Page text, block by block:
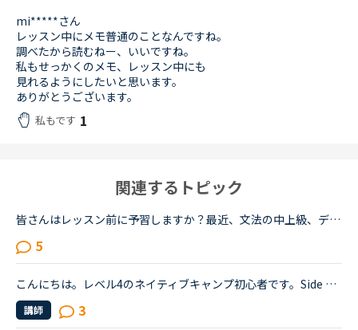
mi*****さん
レッスン中にメモ普通のことなんですね。
調べたから読むねー、いいですね。
私もせっかくのメモ、レッスン中にも
見れるようにしたいと思います。
ありがとうございます。
私もです 1
関連するトピック
皆さんはレッスン前に予習しますか？最近、文法の中上級、デイリーニュース、ディスカッション等を受けていますがだんだん内容が難しくなってきて予習がないと不安でレッスンが受けられません。というか予習して...
5
こんにちは。レベル4のネイティブキャンプ初心者です。Side by Side1を受講していて実践発音を数回異文化コミュニケーションのハロウィンを1度今まで受講しました。マンスリースピーキングテストの絵を見て話をす...
講師 3